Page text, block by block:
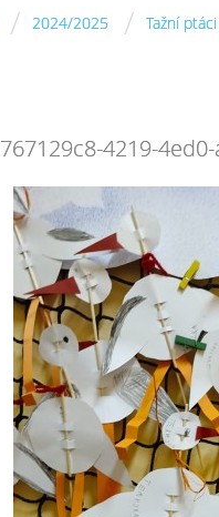
/ 2024/2025 / Tažní ptáci
767129c8-4219-